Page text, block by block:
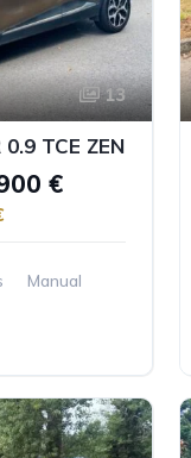
13
TCE ZEN
€
Manual